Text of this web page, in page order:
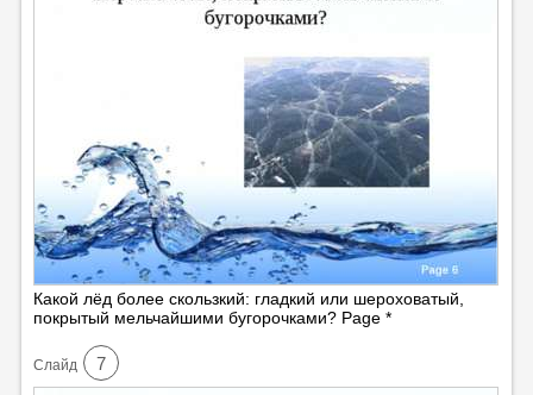
Какой лёд более скользкий: гладкий или шероховатый,
покрытый мельчайшими бугорочками? Page *
Cлайд 7